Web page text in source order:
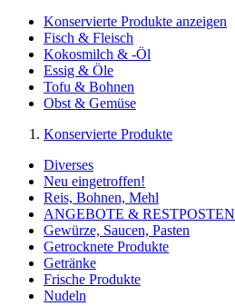
Konservierte Produkte anzeigen
Fisch & Fleisch
Kokosmilch & -Öl
Essig & Öle
Tofu & Bohnen
Obst & Gemüse
Konservierte Produkte
Diverses
Neu eingetroffen!
Reis, Bohnen, Mehl
ANGEBOTE & RESTPOSTEN
Gewürze, Saucen, Pasten
Getrocknete Produkte
Getränke
Frische Produkte
Nudeln